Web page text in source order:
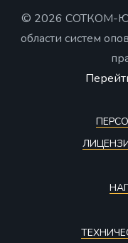
© 2026 СОТКОМ-ЮГ
области систем